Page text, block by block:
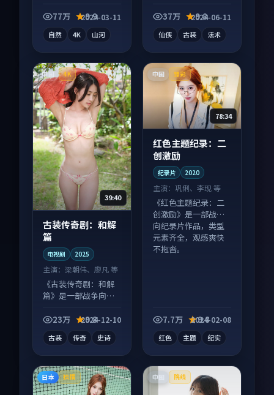
成长为内核，情感戏
77万 9.9
2024-03-11
自然 4K 山河
发酵，适合周末一口
37万 9.8
2024-06-11
仙侠 古装 法术
中国 4K
39:40
古装传奇剧：和解
篇
电视剧 2025
主演： 梁朝伟、廖凡 等
《古装传奇剧：和解
篇》是一部战争向电
度高，适合配弹幕观
23万 9.8
2024-12-10
古装 传奇 史诗
中国 臻彩
78:34
红色主题纪录：二
创激励
纪录片 2020
主演：巩俐、李现 等
《红色主题纪录：二
创激励》是一部战争
向纪录片作品，类型
元素齐全，观感爽快
不拖沓。
7.7万 9.8
2024-02-08
红色 主题 纪实
日本 独播 中国 院线